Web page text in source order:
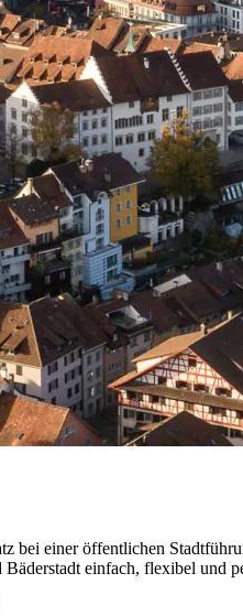
einer öffentlichen
einfach, flexibel und